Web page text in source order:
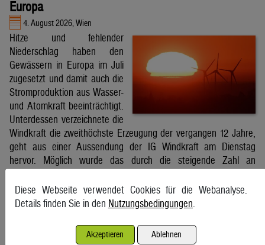
Europa
4. August 2026, Wien
Hitze und fehlender
Niederschlag haben den
Gewässern in Europa im Juli
zugesetzt und damit auch die
Stromproduktion aus Wasser-
und Atomkraft beeinträchtigt.
Unterdessen verzeichnete die
Windkraft die zweithöchste Erzeugung der vergangen 12 Jahre,
geht aus einer Aussendung der IG Windkraft am Dienstag
hervor. Möglich wurde das durch die steigende Zahl an
APA
Brent-Ölpreis steigt auf 86,22 US-Dollar
4. August 2026, Wien
Diese Webseite verwendet Cookies für die Webanalyse.
Details finden Sie in den Nutzungsbedingungen.
Akzeptieren Ablehnen